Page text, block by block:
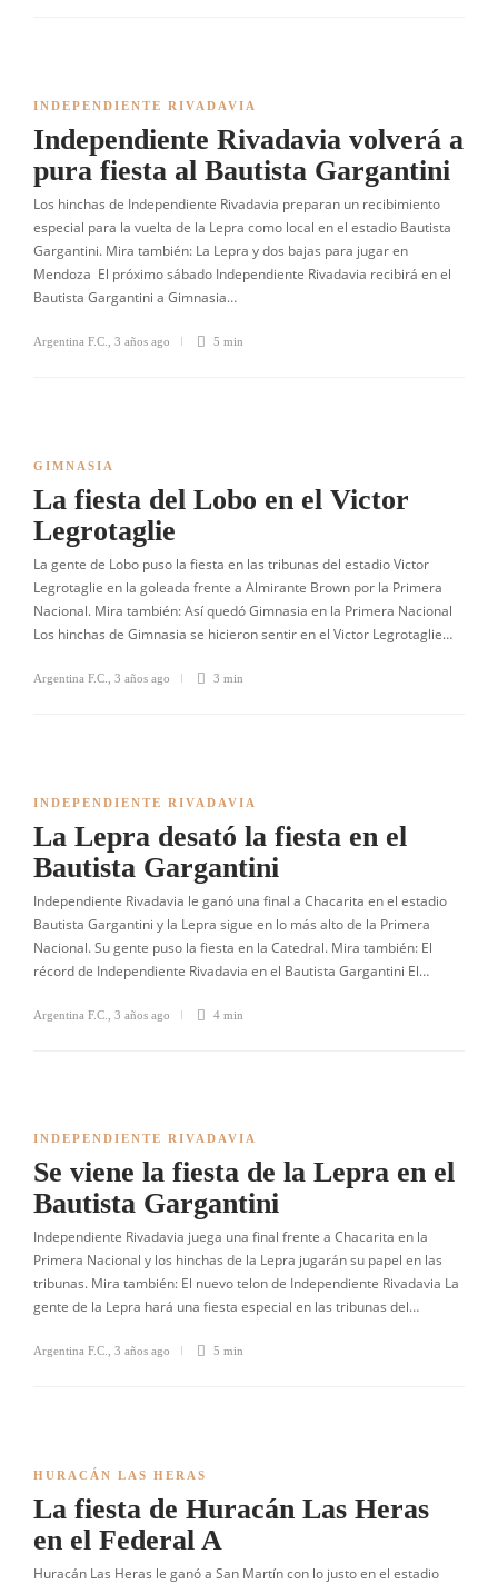
INDEPENDIENTE RIVADAVIA
Independiente Rivadavia volverá a
pura fiesta al Bautista Gargantini
Los hinchas de Independiente Rivadavia preparan un recibimiento
especial para la vuelta de la Lepra como local en el estadio Bautista
Gargantini. Mira también: La Lepra y dos bajas para jugar en
Mendoza El próximo sábado Independiente Rivadavia recibirá en el
Bautista Gargantini a Gimnasia…
Argentina F.C. 3 años ago 5 min
GIMNASIA
La fiesta del Lobo en el Victor
Legrotaglie
La gente de Lobo puso la fiesta en las tribunas del estadio Victor
Legrotaglie en la goleada frente a Almirante Brown por la Primera
Nacional. Mira también: Así quedó Gimnasia en la Primera Nacional
Los hinchas de Gimnasia se hicieron sentir en el Victor Legrotaglie…
Argentina F.C. 3 años ago 3 min
INDEPENDIENTE RIVADAVIA
La Lepra desató la fiesta en el
Bautista Gargantini
Independiente Rivadavia le ganó una final a Chacarita en el estadio
Bautista Gargantini y la Lepra sigue en lo más alto de la Primera
Nacional. Su gente puso la fiesta en la Catedral. Mira también: El
récord de Independiente Rivadavia en el Bautista Gargantini El…
Argentina F.C. 3 años ago 4 min
INDEPENDIENTE RIVADAVIA
Se viene la fiesta de la Lepra en el
Bautista Gargantini
Independiente Rivadavia juega una final frente a Chacarita en la
Primera Nacional y los hinchas de la Lepra jugarán su papel en las
tribunas. Mira también: El nuevo telon de Independiente Rivadavia La
gente de la Lepra hará una fiesta especial en las tribunas del…
Argentina F.C. 3 años ago 5 min
HURACÁN LAS HERAS
La fiesta de Huracán Las Heras
en el Federal A
Huracán Las Heras le ganó a San Martín con lo justo en el estadio